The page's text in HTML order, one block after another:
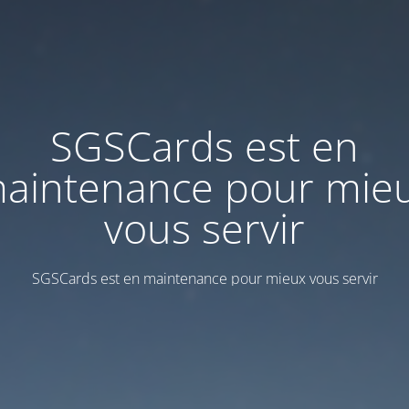
SGSCards est en
pour
vous servir
SGSCards est en maintenance pour mieux vous servir